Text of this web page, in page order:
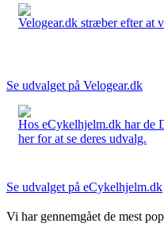
Velogear.dk stræber efter at
Se udvalget på Velogear.dk
Hos eCykelhjelm.dk har de
her for at se deres udvalg.
Se udvalget på eCykelhjelm.dk
Vi har gennemgået de mest